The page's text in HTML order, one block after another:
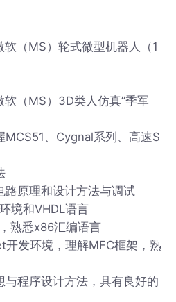
（MS）轮式微型机器人（1
（MS）3D类人仿真”季军
、Cygnal系列、高速S
路原理和设计方法与调试
境和VHDL语言
熟悉x86汇编语言
发环境，理解MFC框架，熟
程序设计方法，具有良好的